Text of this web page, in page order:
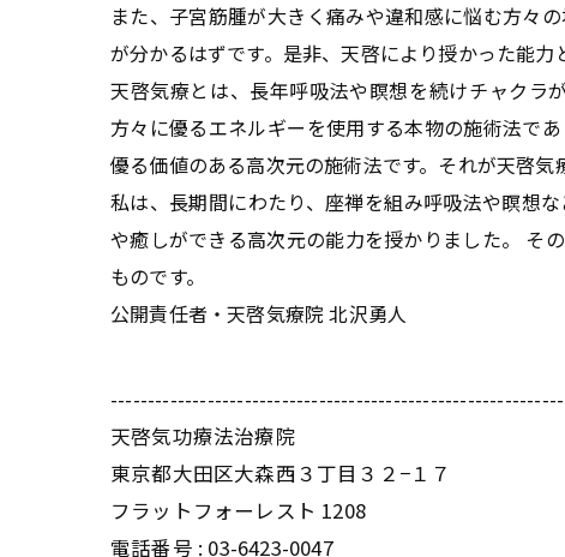
また、子宮筋腫が大きく痛みや違和感に悩む方々
が分かるはずです。是非、天啓により授かった能力
天啓気療とは、長年呼吸法や瞑想を続けチャクラ
方々に優るエネルギーを使用する本物の施術法で
優る価値のある高次元の施術法です。それが天啓気
私は、長期間にわたり、座禅を組み呼吸法や瞑想
や癒しができる高次元の能力を授かりました。 そ
ものです。
公開責任者・天啓気療院 北沢勇人
天啓気功療法治療院
東京都大田区大森西３丁目３２−１７
フラットフォーレスト 1208
電話番号 : 03-6423-0047